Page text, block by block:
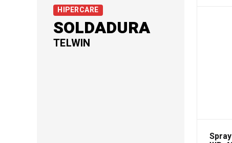
HIPERCARE
SOLDADURA
TELWIN